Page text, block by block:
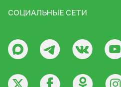
СОЦИАЛЬНЫЕ СЕТИ